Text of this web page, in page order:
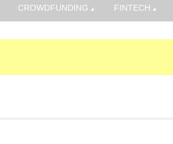
CROWDFUNDING FINTECH